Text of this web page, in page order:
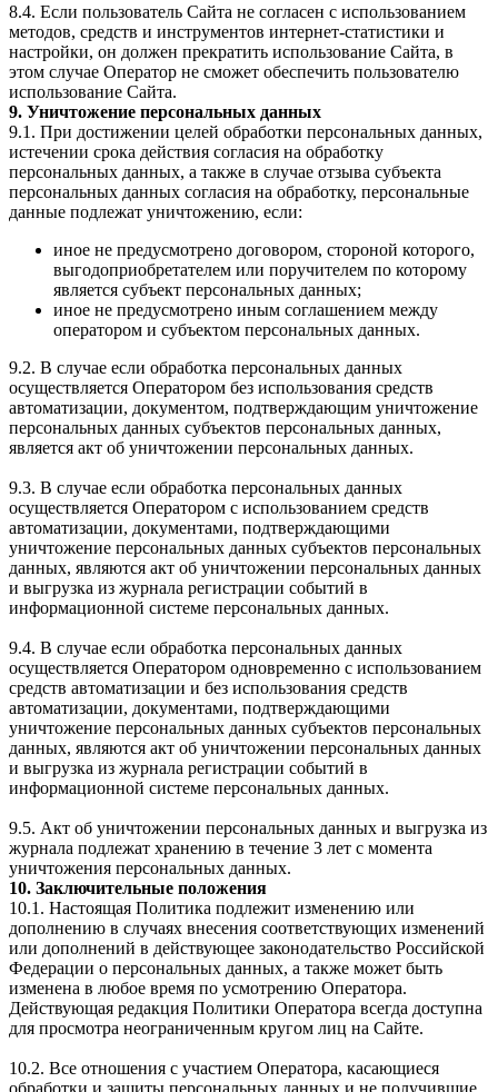
8.4. Если пользователь Сайта не согласен с использованием
методов, средств и инструментов интернет-статистики и
настройки, он должен прекратить использование Сайта, в
этом случае Оператор не сможет обеспечить пользователю
использование Сайта.
9. Уничтожение персональных данных
9.1. При достижении целей обработки персональных данных,
истечении срока действия согласия на обработку
персональных данных, а также в случае отзыва субъекта
персональных данных согласия на обработку, персональные
данные подлежат уничтожению, если:
иное не предусмотрено договором, стороной которого,
выгодоприобретателем или поручителем по которому
является субъект персональных данных;
иное не предусмотрено иным соглашением между
оператором и субъектом персональных данных.
9.2. В случае если обработка персональных данных
осуществляется Оператором без использования средств
автоматизации, документом, подтверждающим уничтожение
персональных данных субъектов персональных данных,
является акт об уничтожении персональных данных.
9.3. В случае если обработка персональных данных
осуществляется Оператором с использованием средств
автоматизации, документами, подтверждающими
уничтожение персональных данных субъектов персональных
данных, являются акт об уничтожении персональных данных
и выгрузка из журнала регистрации событий в
информационной системе персональных данных.
9.4. В случае если обработка персональных данных
осуществляется Оператором одновременно с использованием
средств автоматизации и без использования средств
автоматизации, документами, подтверждающими
уничтожение персональных данных субъектов персональных
данных, являются акт об уничтожении персональных данных
и выгрузка из журнала регистрации событий в
информационной системе персональных данных.
9.5. Акт об уничтожении персональных данных и выгрузка из
журнала подлежат хранению в течение 3 лет с момента
уничтожения персональных данных.
10. Заключительные положения
10.1. Настоящая Политика подлежит изменению или
дополнению в случаях внесения соответствующих изменений
или дополнений в действующее законодательство Российской
Федерации о персональных данных, а также может быть
изменена в любое время по усмотрению Оператора.
Действующая редакция Политики Оператора всегда доступна
для просмотра неограниченным кругом лиц на Сайте.
10.2. Все отношения с участием Оператора, касающиеся
обработки и защиты персональных данных и не получившие